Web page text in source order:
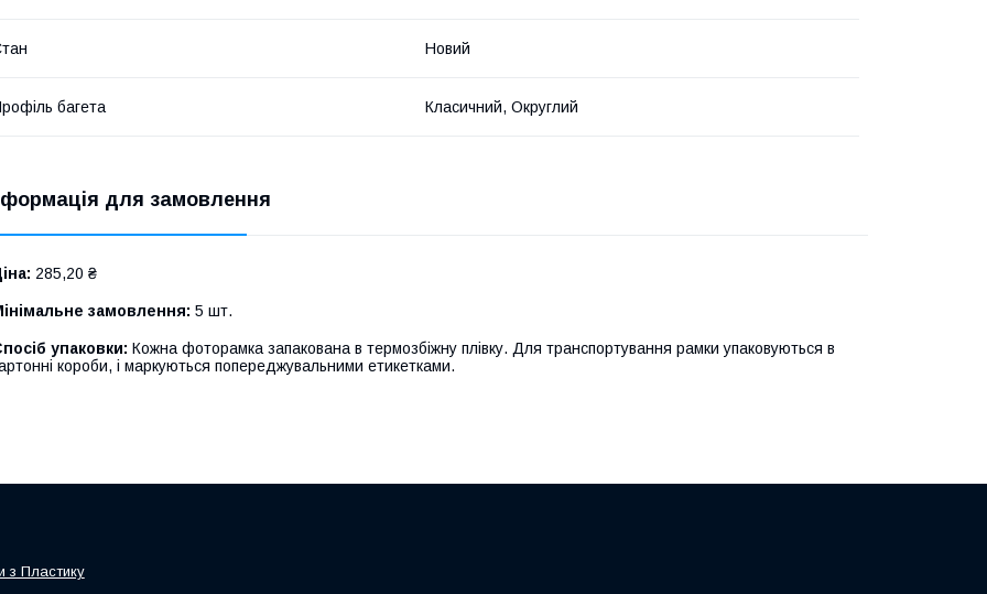
Новий
багета Класичний, Округлий
для замовлення
285,20 ₴
замовлення: 5 шт.
упаковки: Кожна фоторамка запакована в термозбіжну плівку. Для транспортування рамки упаковуються в
короби, і маркуються попереджувальними етикетками.
з Пластику